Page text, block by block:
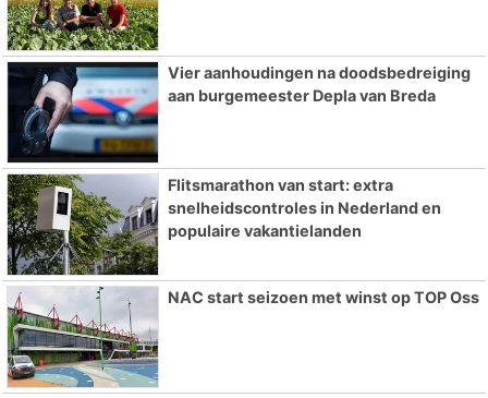
Vier aanhoudingen na doodsbedreiging
aan burgemeester Depla van Breda
Flitsmarathon van start: extra
snelheidscontroles in Nederland en
populaire vakantielanden
NAC start seizoen met winst op TOP Oss